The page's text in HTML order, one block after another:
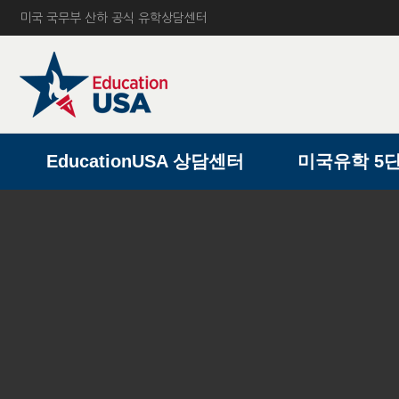
미국 국무부 산하 공식 유학상담센터
EducationUSA 상담센터 미국유학 5